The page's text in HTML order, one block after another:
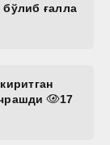
ғалла
17